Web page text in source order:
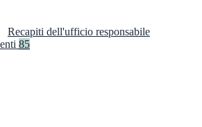
Recapiti dell'ufficio responsabile
85